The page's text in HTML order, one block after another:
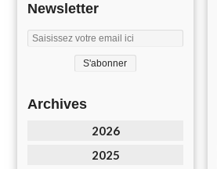
Newsletter
Archives
2026
2025